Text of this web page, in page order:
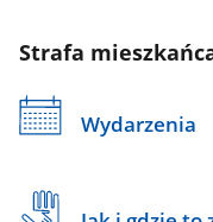
Strafa
Wydarzenia